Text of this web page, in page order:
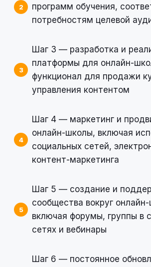
программ обучения,
потребностям целевой
Шаг 3 — разработка и
платформы для онлайн-
функционал для продажи
управления контентом
Шаг 4 — маркетинг и
онлайн-школы, включая
социальных сетей,
контент-маркетинга
Шаг 5 — создание и
сообщества вокруг
включая форумы, группы в
сетях и вебинары
Шаг 6 — постоянное